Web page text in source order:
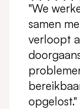
"We
samen
verloopt
opgelost."